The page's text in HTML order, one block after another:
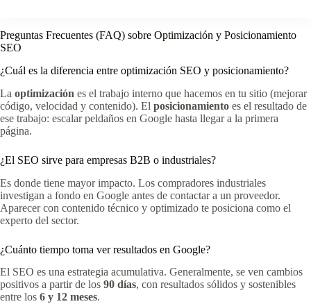
Preguntas Frecuentes (FAQ) sobre Optimización y Posicionamiento
SEO
¿Cuál es la diferencia entre optimización SEO y posicionamiento?
La optimización es el trabajo interno que hacemos en tu sitio (mejorar
código, velocidad y contenido). El posicionamiento es el resultado de
ese trabajo: escalar peldaños en Google hasta llegar a la primera
página.
¿El SEO sirve para empresas B2B o industriales?
Es donde tiene mayor impacto. Los compradores industriales
investigan a fondo en Google antes de contactar a un proveedor.
Aparecer con contenido técnico y optimizado te posiciona como el
experto del sector.
¿Cuánto tiempo toma ver resultados en Google?
El SEO es una estrategia acumulativa. Generalmente, se ven cambios
positivos a partir de los 90 días, con resultados sólidos y sostenibles
entre los 6 y 12 meses.